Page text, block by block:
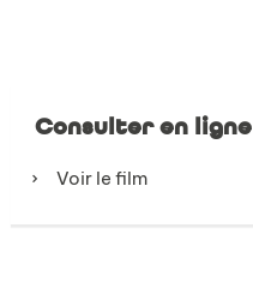
Consulter en ligne
Voir le film